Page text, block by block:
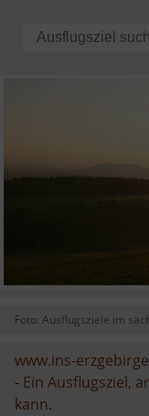
Foto: Ausflugsziele im
www.ins-
- Ein Ausflugsziel,
kann.